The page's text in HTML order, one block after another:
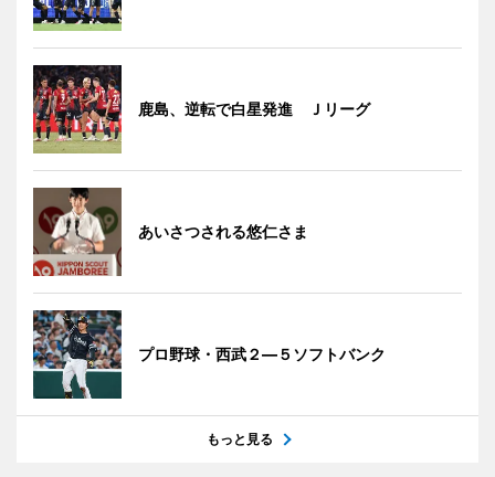
鹿島、逆転で白星発進 Ｊリーグ
あいさつされる悠仁さま
プロ野球・西武２―５ソフトバンク
もっと見る